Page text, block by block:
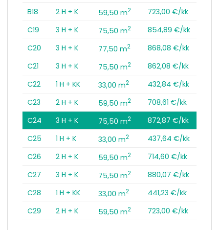
B18
2 H + K 59,50 m2
723,00 €/kk
C19
3 H + K 75,50 m2
854,89 €/kk
C20
3 H + K 77,50 m2
868,08 €/kk
C21
3 H + K 75,50 m2
862,08 €/kk
C22
1 H + KK 33,00 m2
432,84 €/kk
C23
2 H + K 59,50 m2
708,61 €/kk
C24
3 H + K 75,50 m2
872,87 €/kk
C25
1 H + K 33,00 m2
437,64 €/kk
C26
2 H + K 59,50 m2
714,60 €/kk
C27
3 H + K 75,50 m2
880,07 €/kk
C28
1 H + KK 33,00 m2
441,23 €/kk
C29
2 H + K 59,50 m2 723,00 €/kk